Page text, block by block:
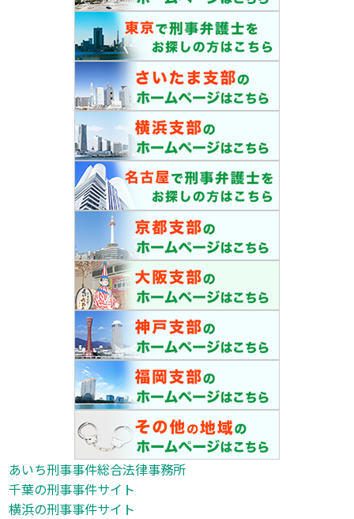
あいち刑事事件総合法律事務所
千葉の刑事事件サイト
横浜の刑事事件サイト